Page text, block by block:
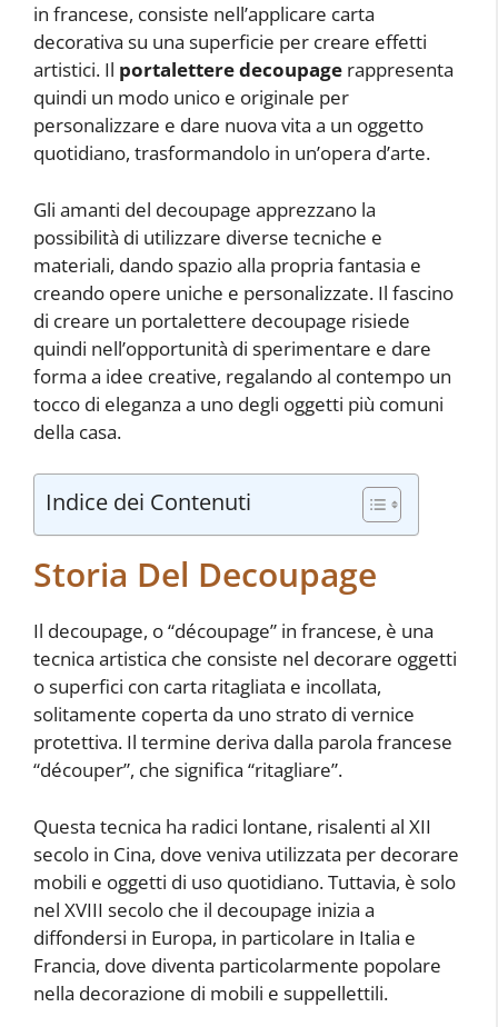
in francese, consiste nell’applicare carta
decorativa su una superficie per creare effetti
artistici. Il portalettere decoupage rappresenta
quindi un modo unico e originale per
personalizzare e dare nuova vita a un oggetto
quotidiano, trasformandolo in un’opera d’arte.
Gli amanti del decoupage apprezzano la
possibilità di utilizzare diverse tecniche e
materiali, dando spazio alla propria fantasia e
creando opere uniche e personalizzate. Il fascino
di creare un portalettere decoupage risiede
quindi nell’opportunità di sperimentare e dare
forma a idee creative, regalando al contempo un
tocco di eleganza a uno degli oggetti più comuni
della casa.
Indice dei Contenuti
Storia Del Decoupage
Il decoupage, o “découpage” in francese, è una
tecnica artistica che consiste nel decorare oggetti
o superfici con carta ritagliata e incollata,
solitamente coperta da uno strato di vernice
protettiva. Il termine deriva dalla parola francese
“découper”, che significa “ritagliare”.
Questa tecnica ha radici lontane, risalenti al XII
secolo in Cina, dove veniva utilizzata per decorare
mobili e oggetti di uso quotidiano. Tuttavia, è solo
nel XVIII secolo che il decoupage inizia a
diffondersi in Europa, in particolare in Italia e
Francia, dove diventa particolarmente popolare
nella decorazione di mobili e suppellettili.